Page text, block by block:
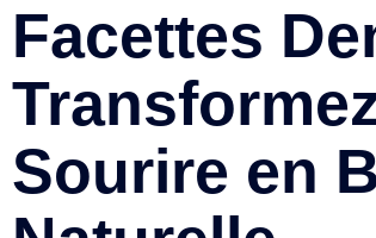
Facettes
Sourire en